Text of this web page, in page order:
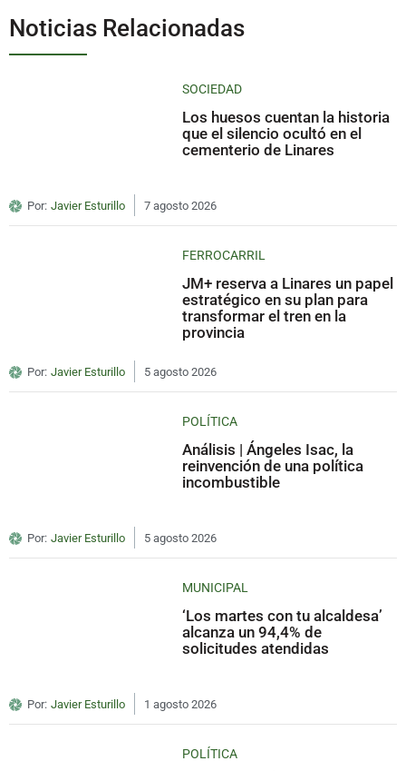
Noticias Relacionadas
SOCIEDAD
Los huesos cuentan la historia
que el silencio ocultó en el
cementerio de Linares
Por: Javier Esturillo 7 agosto 2026
FERROCARRIL
JM+ reserva a Linares un papel
estratégico en su plan para
transformar el tren en la
provincia
Por: Javier Esturillo 5 agosto 2026
POLÍTICA
Análisis | Ángeles Isac, la
reinvención de una política
incombustible
Por: Javier Esturillo 5 agosto 2026
MUNICIPAL
‘Los martes con tu alcaldesa’
alcanza un 94,4% de
solicitudes atendidas
Por: Javier Esturillo 1 agosto 2026
POLÍTICA